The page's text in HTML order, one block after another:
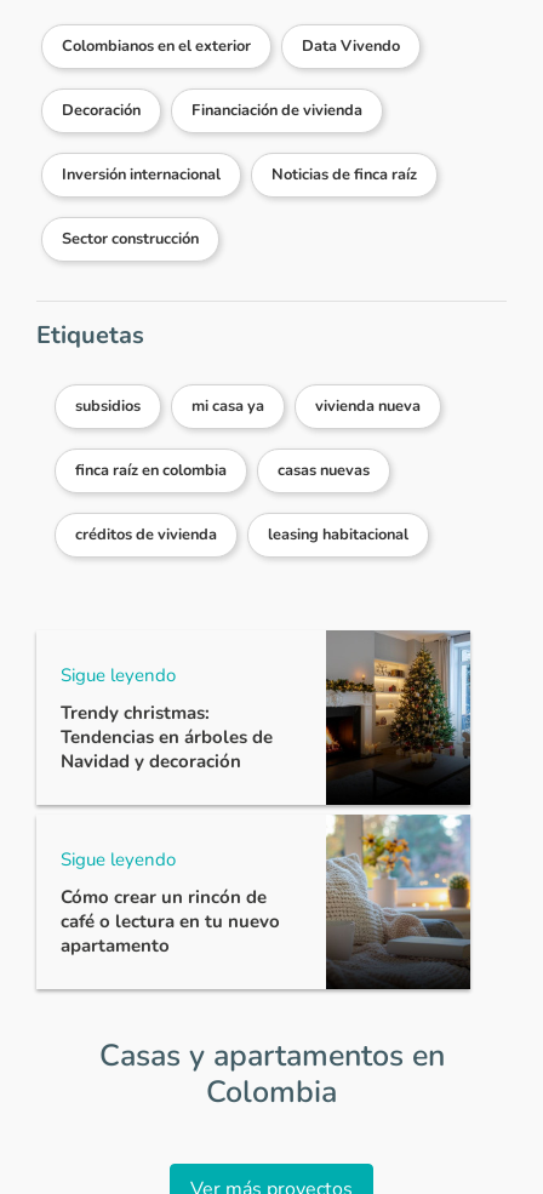
Colombianos en el exterior Data Vivendo
Decoración Financiación de vivienda
Inversión internacional Noticias de finca raíz
Sector construcción
Etiquetas
subsidios mi casa ya vivienda nueva
finca raíz en colombia casas nuevas
créditos de vivienda leasing habitacional
Sigue leyendo
Trendy christmas:
Tendencias en árboles de
Navidad y decoración
Sigue leyendo
Cómo crear un rincón de
café o lectura en tu nuevo
apartamento
Casas y apartamentos en
Colombia